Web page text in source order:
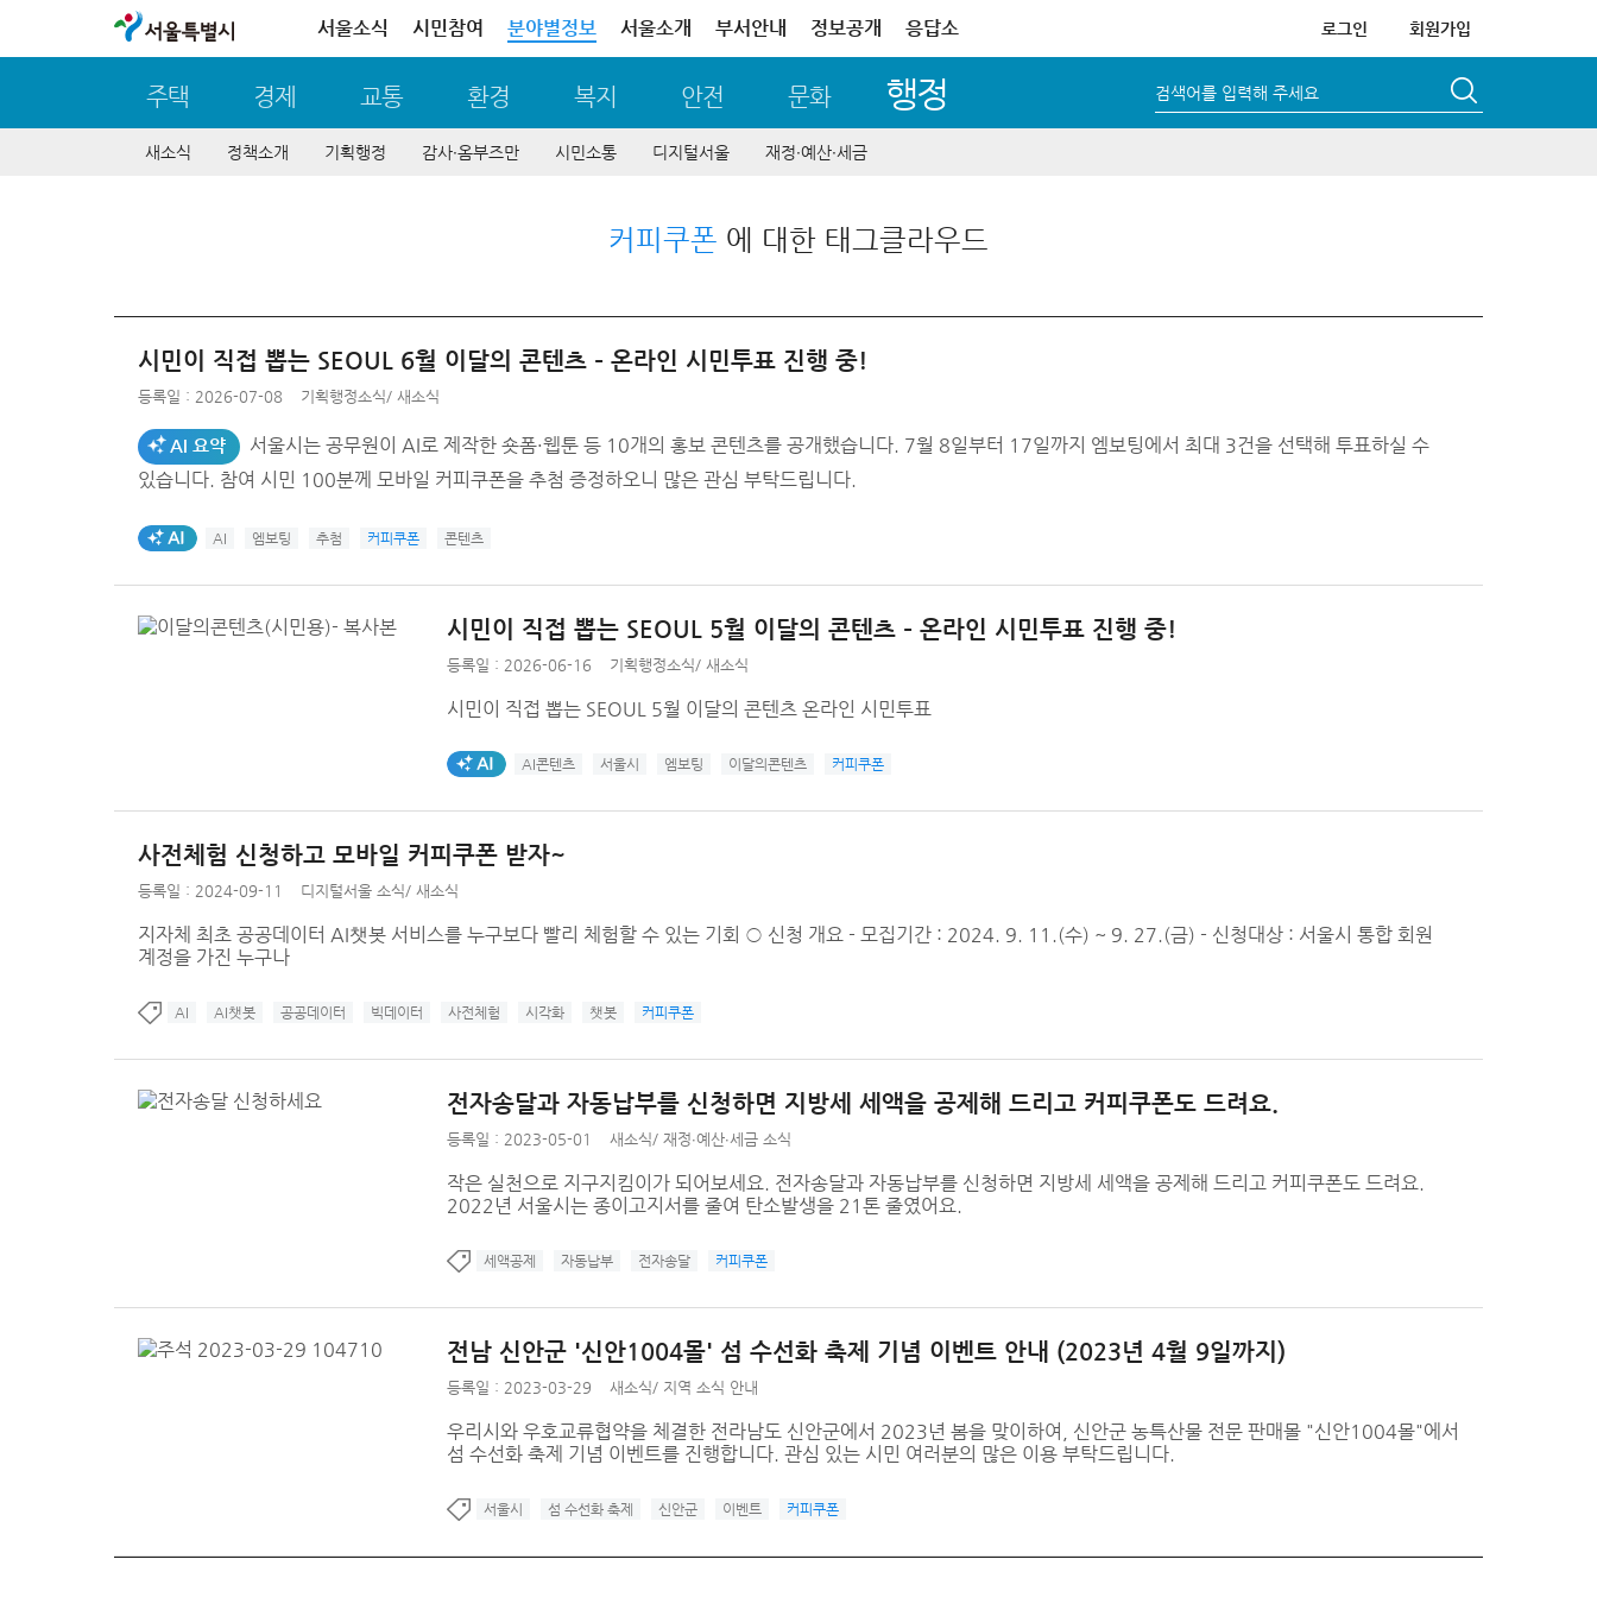
서울특별시 서울소식 시민참여 분야별정보 서울소개 부서안내 정보공개 응답소 로그인 회원가입
주택 경제 교통 환경 복지 안전 문화 행정 검색어를 입력해 주세요
새소식 정책소개 기획행정 감사∙옴부즈만 시민소통 디지털서울 재정∙예산∙세금
커피쿠폰 에 대한 태그클라우드
시민이 직접 뽑는 SEOUL 6월 이달의 콘텐츠 – 온라인 시민투표 진행 중!
등록일 : 2026-07-08 기획행정소식/ 새소식
AI 요약
서울시는 공무원이 AI로 제작한 숏폼·웹툰 등 10개의 홍보 콘텐츠를 공개했습니다. 7월 8일부터 17일까지 엠보팅에서 최대 3건을 선택해 투표하실 수
있습니다. 참여 시민 100분께 모바일 커피쿠폰을 추첨 증정하오니 많은 관심 부탁드립니다.
AI생성태그 AI 엠보팅 추첨 커피쿠폰 콘텐츠
시민이 직접 뽑는 SEOUL 5월 이달의 콘텐츠 – 온라인 시민투표 진행 중!
등록일 : 2026-06-16 기획행정소식/ 새소식
시민이 직접 뽑는 SEOUL 5월 이달의 콘텐츠 온라인 시민투표
AI생성태그 AI콘텐츠 서울시 엠보팅 이달의콘텐츠 커피쿠폰
사전체험 신청하고 모바일 커피쿠폰 받자~
등록일 : 2024-09-11 디지털서울 소식/ 새소식
지자체 최초 공공데이터 AI챗봇 서비스를 누구보다 빨리 체험할 수 있는 기회 ○ 신청 개요 - 모집기간 : 2024. 9. 11.(수) ~ 9. 27.(금) - 신청대상 : 서울시 통합 회원
계정을 가진 누구나
AI AI챗봇 공공데이터 빅데이터 사전체험 시각화 챗봇 커피쿠폰
전자송달과 자동납부를 신청하면 지방세 세액을 공제해 드리고 커피쿠폰도 드려요.
등록일 : 2023-05-01 새소식/ 재정∙예산∙세금 소식
작은 실천으로 지구지킴이가 되어보세요. 전자송달과 자동납부를 신청하면 지방세 세액을 공제해 드리고 커피쿠폰도 드려요.
2022년 서울시는 종이고지서를 줄여 탄소발생을 21톤 줄였어요.
세액공제 자동납부 전자송달 커피쿠폰
전남 신안군 '신안1004몰' 섬 수선화 축제 기념 이벤트 안내 (2023년 4월 9일까지)
등록일 : 2023-03-29 새소식/ 지역 소식 안내
우리시와 우호교류협약을 체결한 전라남도 신안군에서 2023년 봄을 맞이하여, 신안군 농특산물 전문 판매몰 "신안1004몰"에서
섬 수선화 축제 기념 이벤트를 진행합니다. 관심 있는 시민 여러분의 많은 이용 부탁드립니다.
서울시 섬 수선화 축제 신안군 이벤트 커피쿠폰